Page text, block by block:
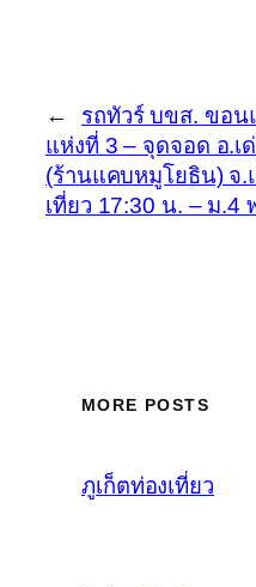
←
รถทัวร์ บขส. ขอน
แห่งที่ 3 – จุดจอด อ.เ
(ร้านแคบหมูโยธิน) จ.แ
เที่ยว 17:30 น. – ม.4
MORE POSTS
ภูเก็ตท่องเที่ยว